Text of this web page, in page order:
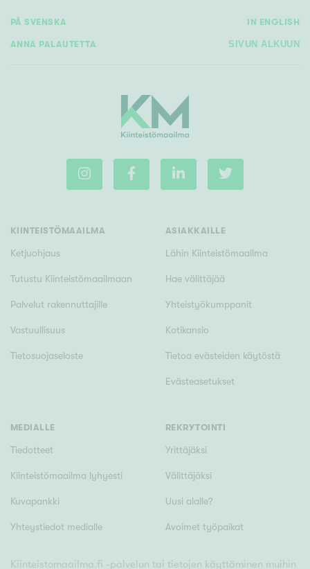
PÅ SVENSKA IN ENGLISH
ANNA PALAUTETTA SIVUN ALKUUN
KIINTEISTÖMAAILMA
Ketjuohjaus
Tutustu Kiinteistömaailmaan
Palvelut rakennuttajille
Vastuullisuus
Tietosuojaseloste
ASIAKKAILLE
Lähin Kiinteistömaailma
Hae välittäjää
Yhteistyökumppanit
Kotikansio
Tietoa evästeiden käytöstä
Evästeasetukset
MEDIALLE
Tiedotteet
Kiinteistömaailma lyhyesti
Kuvapankki
Yhteystiedot medialle
REKRYTOINTI
Yrittäjäksi
Välittäjäksi
Uusi alalle?
Avoimet työpaikat
Kiinteistomaailma.fi -palvelun tai tietojen käyttäminen muihin